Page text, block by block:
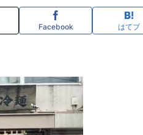
Facebook はてブ